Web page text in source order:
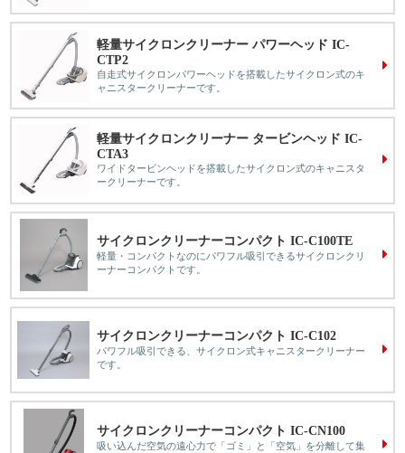
軽量サイクロンクリーナー パワーヘッド IC-
CTP2
自走式サイクロンパワーヘッドを搭載したサイクロン式のキ
ャニスタークリーナーです。
軽量サイクロンクリーナー タービンヘッド IC-
CTA3
ワイドタービンヘッドを搭載したサイクロン式のキャニスタ
ークリーナーです。
サイクロンクリーナーコンパクト IC-C100TE
軽量・コンパクトなのにパワフル吸引できるサイクロンクリ
ーナーコンパクトです。
サイクロンクリーナーコンパクト IC-C102
パワフル吸引できる、サイクロン式キャニスタークリーナー
です。
サイクロンクリーナーコンパクト IC-CN100
吸い込んだ空気の遠心力で「ゴミ」と「空気」を分離して集